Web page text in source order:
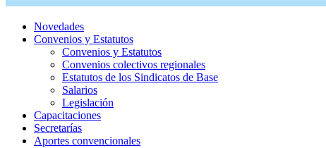
Novedades
Convenios y Estatutos
Convenios y Estatutos
Convenios colectivos regionales
Estatutos de los Sindicatos de Base
Salarios
Legislación
Capacitaciones
Secretarías
Aportes convencionales